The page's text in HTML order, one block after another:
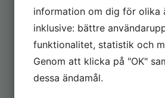
Till Inge Blom
SENASTE BÖCKER
information om dig för olika
inklusive: bättre
funktionalitet, statistik och
Genom att klicka på "OK"
dessa ändamål.